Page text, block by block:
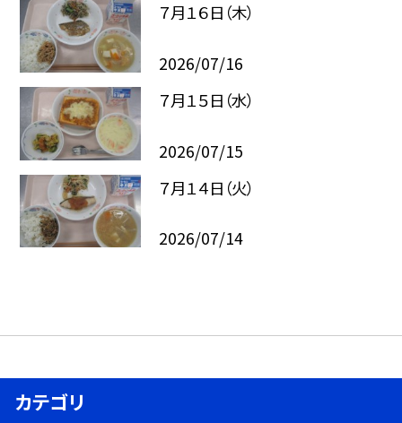
７月１６日（木）
2026/07/16
７月１５日（水）
2026/07/15
７月１４日（火）
2026/07/14
カテゴリ